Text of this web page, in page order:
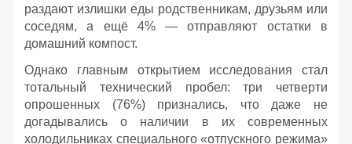
раздают излишки еды родственникам, друзьям или
соседям, а ещё 4% — отправляют остатки в
домашний компост.
Однако главным открытием исследования стал
тотальный технический пробел: три четверти
опрошенных (76%) признались, что даже не
догадывались о наличии в их современных
холодильниках специального «отпускного режима»